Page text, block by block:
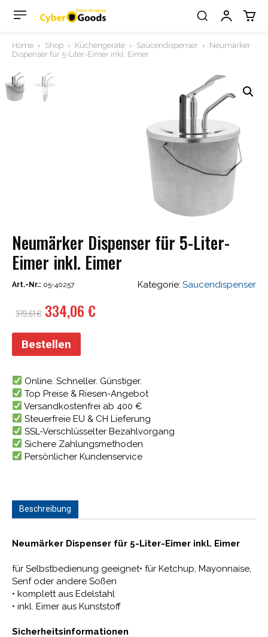
Home Shop Küchengeräte Saucendispenser
Neumärker
Dispenser für 5-Liter-Eimer inkl. Eimer
Neumärker Dispenser für 5-Liter-
Eimer inkl. Eimer
Art.-Nr.: 05-40257 Kategorie: Saucendispenser
379,61€ Ursprünglicher
Preis
war:
379,61 €
334,06€
Bestellen
Online. Schneller. Günstiger.
Top Preise & Riesen-Angebot
Versandkostenfrei ab 400 €
Steuerfreie EU & CH Lieferung
SSL-Verschlüsselter Bezahlvorgang
Sichere Zahlungsmethoden
Persönlicher Kundenservice
Beschreibung
Neumärker Dispenser für 5-Liter-Eimer inkl. Eimer
für Selbstbedienung geeignet• für Ketchup, Mayonnaise,
Senf oder andere Soßen
• komplett aus Edelstahl
• inkl. Eimer aus Kunststoff
Sicherheitsinformationen